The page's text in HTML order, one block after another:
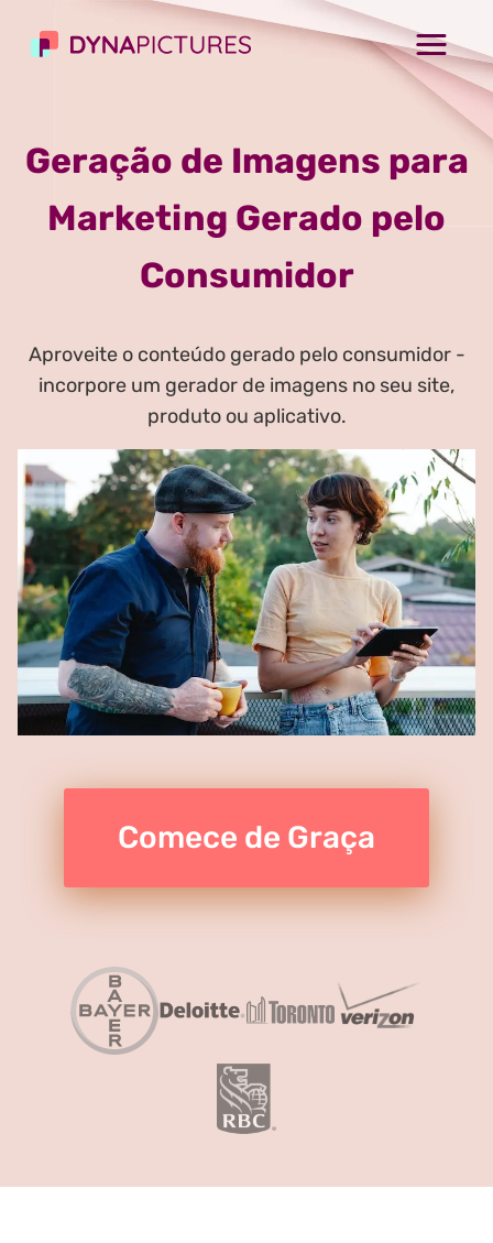
Geração de Imagens para
Marketing Gerado pelo
Consumidor
Aproveite o conteúdo gerado pelo consumidor -
incorpore um gerador de imagens no seu site,
produto ou aplicativo.
Comece de Graça